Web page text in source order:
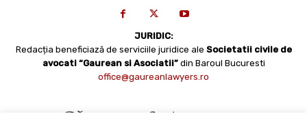
JURIDIC:
Redacția beneficiază de serviciile juridice ale Societatii civile de
avocati “Gaurean si Asociatii” din Baroul Bucuresti
office@gaureanlawyers.ro